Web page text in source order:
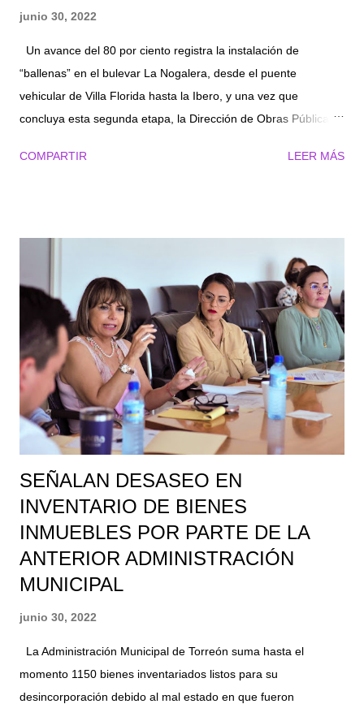
junio 30, 2022
Un avance del 80 por ciento registra la instalación de
“ballenas” en el bulevar La Nogalera, desde el puente
vehicular de Villa Florida hasta la Ibero, y una vez que
concluya esta segunda etapa, la Dirección de Obras Públicas
barreras de contención hasta el ejido La Concha. Como se
de contención, así como la reubicación de las existentes en
puntos estratégicos como desniveles, puentes elevados y
curvas peligrosas en dicha carretera al norte de la ciudad.
Como parte del eje “Seguridad y Orden” del Gobierno del
alcalde Román Alberto Cepeda, inició una segunda etapa que
consiste en la colocación de las también conocidas “ballenas”
no solo en puntos estratégicos sino de manera continua,
desde Villa Florida hasta la Ibero, tramo que pres...
COMPARTIR LEER MÁS
SEÑALAN DESASEO EN
INVENTARIO DE BIENES
INMUEBLES POR PARTE DE LA
ANTERIOR ADMINISTRACIÓN
MUNICIPAL
junio 30, 2022
La Administración Municipal de Torreón suma hasta el
momento 1150 bienes inventariados listos para su
desincorporación debido al mal estado en que fueron